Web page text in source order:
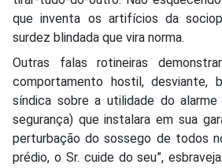
que inventa os artifícios da
surdez blindada que vira norma.
Outras falas rotineiras
comportamento hostil, desviante,
síndica sobre a utilidade do
segurança) que instalara em sua
perturbação do sossego de todos
prédio, o Sr. cuide do seu”,